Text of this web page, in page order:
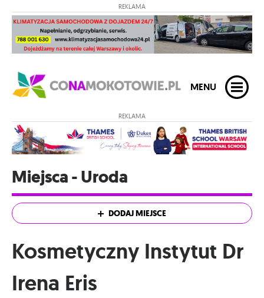
REKLAMA
MENU
REKLAMA
Miejsca - Uroda
DODAJ MIEJSCE
Kosmetyczny Instytut Dr
Irena Eris